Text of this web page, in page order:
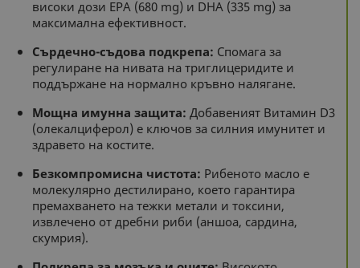
високи дози EPA (680 mg) и DHA (335 mg) за
максимална ефективност.
Сърдечно-съдова подкрепа: Спомага за
регулиране на нивата на триглицеридите и
поддържане на нормално кръвно налягане.
Мощна имунна защита: Добавеният Витамин D3
(олекалциферол) е ключов за силния имунитет и
здравето на костите.
Безкомпромисна чистота: Рибеното масло е
молекулярно дестилирано, което гарантира
премахването на тежки метали и токсини,
извлечено от дребни риби (аншоа, сардина,
скумрия).